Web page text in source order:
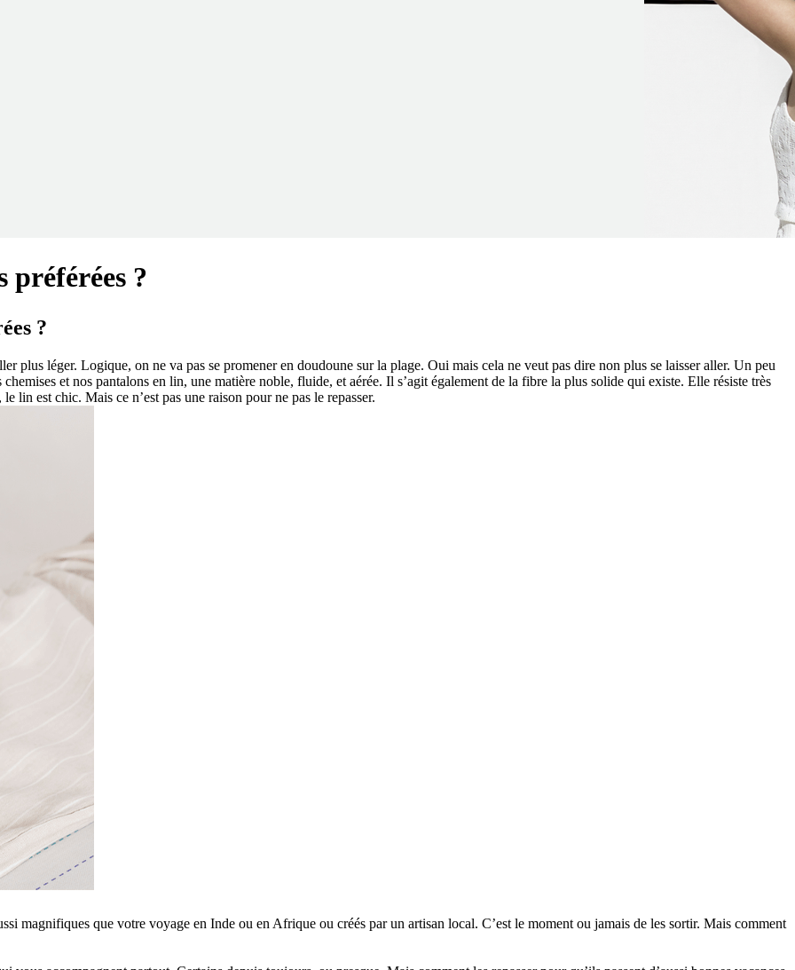
préférées ?
?
plus léger. Logique, on ne va pas se promener en doudoune sur la plage. Oui mais cela ne veut pas dire non plus se laisser aller. Un peu
et nos pantalons en lin, une matière noble, fluide, et aérée. Il s’agit également de la fibre la plus solide qui existe. Elle résiste très
lin est chic. Mais ce n’est pas une raison pour ne pas le repasser.
magnifiques que votre voyage en Inde ou en Afrique ou créés par un artisan local. C’est le moment ou jamais de les sortir. Mais comment